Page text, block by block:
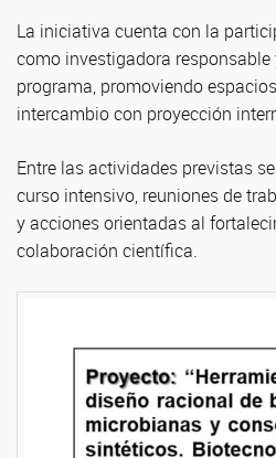
La iniciativa cuenta con la
como investigadora
programa, promoviendo
intercambio con proyección
Entre las actividades previstas
curso intensivo, reuniones de
y acciones orientadas al
colaboración científica.